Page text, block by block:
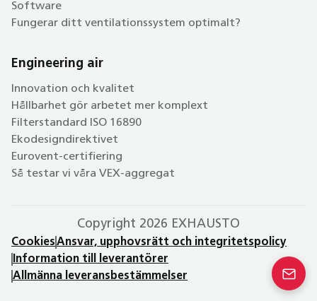
Software
Fungerar ditt ventilationssystem optimalt?
Engineering air
Innovation och kvalitet
Hållbarhet gör arbetet mer komplext
Filterstandard ISO 16890
Ekodesigndirektivet
Eurovent-certifiering
Så testar vi våra VEX-aggregat
Copyright 2026 EXHAUSTO
CookiesAnsvar, upphovsrätt och integritetspolicy
Information till leverantörer
Allmänna leveransbestämmelser